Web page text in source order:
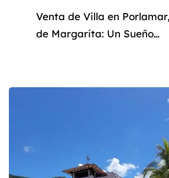
Venta de Villa en
de Margarita: Un Sueño
Caribe? ¿Desea una
que combine lujo,
acceso a las mejores
mundo? ¡No busque más! Le
presento una oportunidad
de adquirir una villa